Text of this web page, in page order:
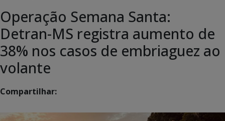
Operação Semana Santa:
Detran-MS registra aumento de
38% nos casos de embriaguez ao
volante
Compartilhar: